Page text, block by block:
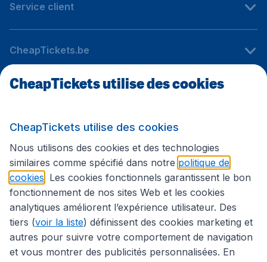
Service client
CheapTickets.be
Sites internationaux
Suivez CheapTickets.be
CheapTickets utilise des cookies
CheapTickets utilise des cookies
Nous utilisons des cookies et des technologies
similaires comme spécifié dans notre politique de
cookies . Les cookies fonctionnels garantissent le bon
fonctionnement de nos sites Web et les cookies
analytiques améliorent l’expérience utilisateur. Des
tiers (voir la liste) définissent des cookies marketing et
autres pour suivre votre comportement de navigation
et vous montrer des publicités personnalisées. En